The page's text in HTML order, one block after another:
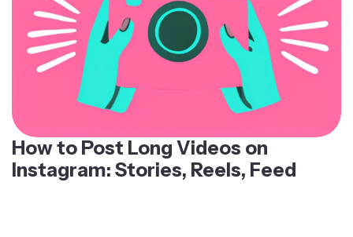
How to Post Long Videos on
Instagram: Stories, Reels, Feed